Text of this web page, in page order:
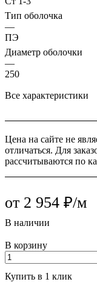
Тип оболочка
—
ПЭ
Диаметр оболочки
—
250
Все характеристики
Цена на сайте не
отличаться. Для
рассчитываются по
от 2 954 ₽/м
В наличии
В корзину
Купить в 1 клик